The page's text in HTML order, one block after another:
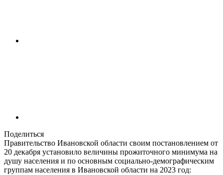
Поделиться
Правительство Ивановской области своим постановлением от
20 декабря установило величины прожиточного минимума на
душу населения и по основным социально-демографическим
группам населения в Ивановской области на 2023 год: